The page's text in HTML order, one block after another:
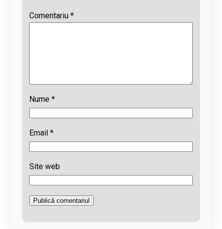
Comentariu *
Nume *
Email *
Site web